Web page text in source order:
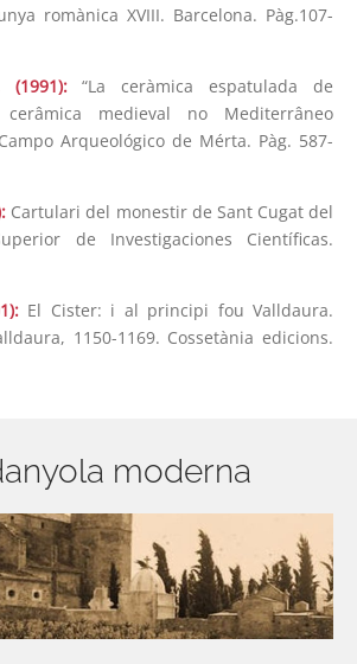
romànica XVIII. Barcelona. Pàg.107-
(1991):“La ceràmica espatulada de
medieval no Mediterrâneo
Arqueológico de Mérta. Pàg. 587-
Cartulari del monestir de Sant Cugat del
de Investigaciones Científicas.
El Cister: i al principi fou Valldaura.
1150-1169. Cossetània edicions.
moderna